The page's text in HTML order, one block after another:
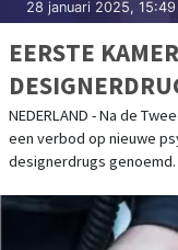
28 januari 2025,
EERSTE
NEDERLAND - Na de
een verbod op nieuwe
designerdrugs genoemd.